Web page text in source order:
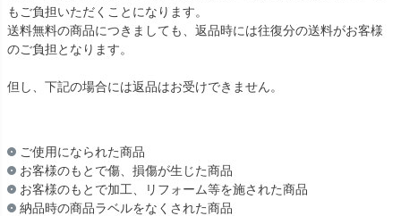
もご負担いただくことになります。
送料無料の商品につきましても、返品時には往復分の送料がお客様
のご負担となります。
但し、下記の場合には返品はお受けできません。
ご使用になられた商品
お客様のもとで傷、損傷が生じた商品
お客様のもとで加工、リフォーム等を施された商品
納品時の商品ラベルをなくされた商品